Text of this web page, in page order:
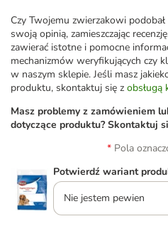
Czy Twojemu zwierzakowi
swoją opinią, zamieszczając
zawierać istotne i pomocne
mechanizmów weryfikujących czy
w naszym sklepie. Jeśli masz
produktu, skontaktuj się z obsługą
Masz problemy z zamówieniem
dotyczące produktu? Skontaktuj
Pola
Potwierdź wariant
Nie jestem pewien